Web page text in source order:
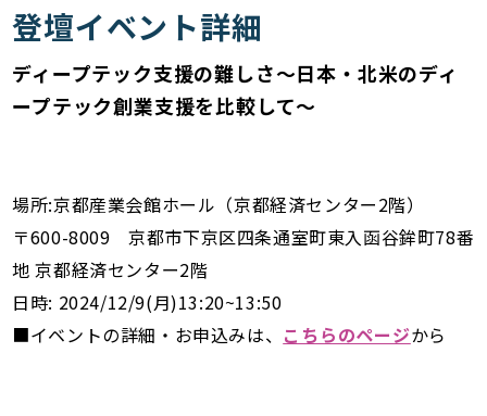
登壇イベント詳細
ディープテック支援の難しさ～日本・北米のディ
ープテック創業支援を比較して～
場所:京都産業会館ホール（京都経済センター2階）
〒600-8009 京都市下京区四条通室町東入函谷鉾町78番
地 京都経済センター2階
日時: 2024/12/9(月)13:20~13:50
■イベントの詳細・お申込みは、 こちらのページから